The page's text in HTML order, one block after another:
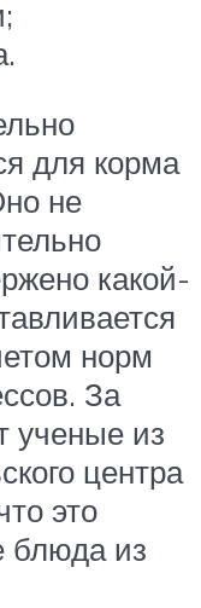
для корма
не
какой-
норм
За
ученые из
центра
это
блюда из